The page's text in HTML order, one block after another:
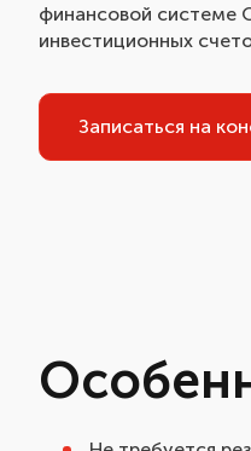
финансовой системе
инвестиционных
Записаться на